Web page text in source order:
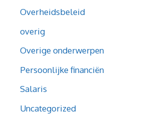
Overheidsbeleid
overig
Overige onderwerpen
Persoonlijke financiën
Salaris
Uncategorized